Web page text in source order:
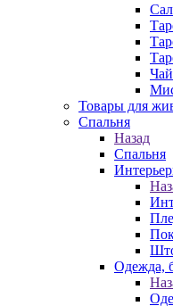
Товары для
Спальня
Назад
Спальня
Одежда,